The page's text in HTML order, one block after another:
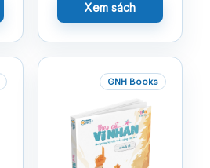
Xem sách
GNH Books